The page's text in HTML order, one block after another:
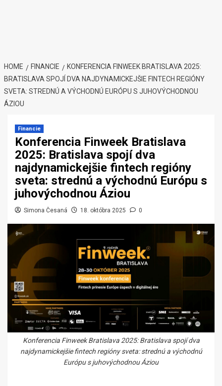
HOME FINANCIE
KONFERENCIA FINWEEK BRATISLAVA 2025:
BRATISLAVA SPOJÍ DVA NAJDYNAMICKEJŠIE FINTECH REGIÓNY
SVETA: STREDNÚ A VÝCHODNÚ EURÓPU S JUHOVÝCHODNOU
ÁZIOU
Financie
Konferencia Finweek Bratislava
2025: Bratislava spojí dva
najdynamickejšie fintech regióny
sveta: strednú a východnú Európu s
juhovýchodnou Áziou
Simona Česaná 18. októbra 2025 0
Konferencia Finweek Bratislava 2025: Bratislava spojí dva
najdynamickejšie fintech regióny sveta: strednú a východnú
Európu s juhovýchodnou Áziou